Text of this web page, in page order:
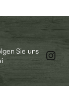
Sie uns